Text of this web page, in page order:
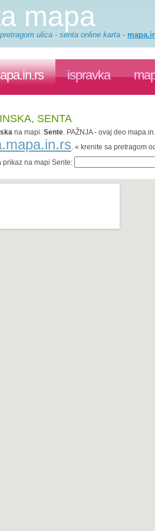
mapa
ulica - senta online karta -
ispravka
SENTA
na mapi. Sente. PAŽNJA - ovaj deo
. « krenite sa pretragom
prikaz na mapi Sente: